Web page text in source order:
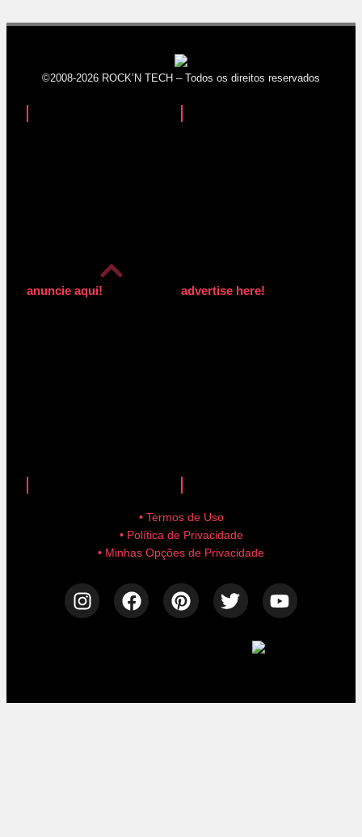
©2008-2026 ROCK’N TECH – Todos os direitos reservados
anuncie aqui! advertise here!
• Termos de Uso
• Política de Privacidade
• Minhas Opções de Privacidade